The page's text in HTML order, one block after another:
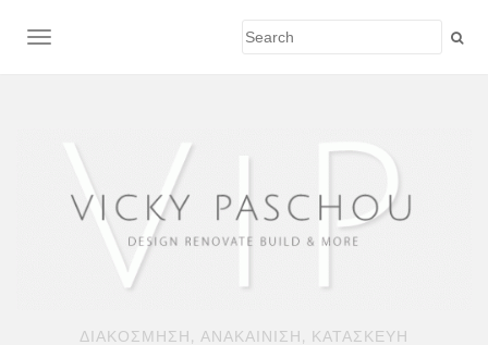
TOGGLE NAVIGATION
ΔΙΑΚΟΣΜΗΣΗ, ΑΝΑΚΑΙΝΙΣΗ, ΚΑΤΑΣΚΕΥΗ